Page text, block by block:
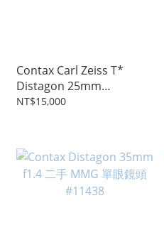
Contax Carl Zeiss T*
Distagon 25mm
f2.8（West Germany）
NT$15,000